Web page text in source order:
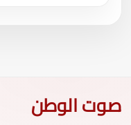
صوت الوطن